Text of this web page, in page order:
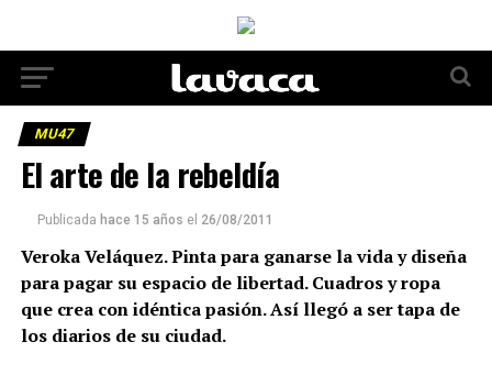
MU47
El arte de la rebeldía
Publicada hace 15 años el 26/08/2011
Veroka Veláquez. Pinta para ganarse la vida y diseña
para pagar su espacio de libertad. Cuadros y ropa
que crea con idéntica pasión. Así llegó a ser tapa de
los diarios de su ciudad.